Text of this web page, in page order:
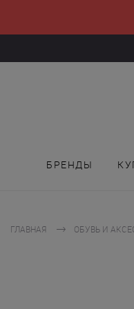
БРЕНДЫ
ГЛАВНАЯ ОБУВЬ И